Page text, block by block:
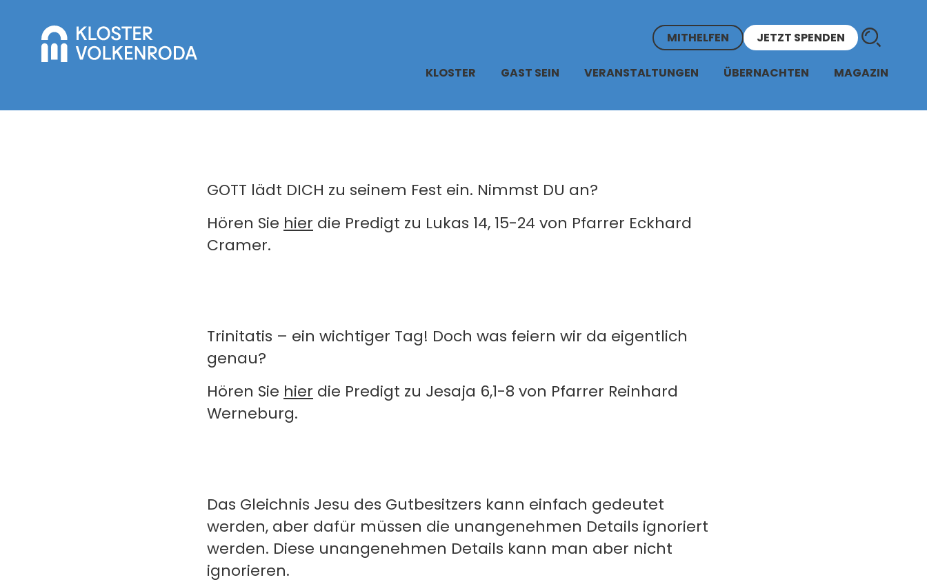
KLOSTER GAST SEIN VERANSTALTUNGEN ÜBERNACHTEN MAGAZIN
MITHELFEN JETZT SPENDEN
GOTT lädt DICH zu seinem Fest ein. Nimmst DU an?
Hören Sie hier die Predigt zu Lukas 14, 15-24 von Pfarrer Eckhard
Cramer.
Trinitatis – ein wichtiger Tag! Doch was feiern wir da eigentlich
genau?
Hören Sie hier die Predigt zu Jesaja 6,1-8 von Pfarrer Reinhard
Werneburg.
Das Gleichnis Jesu des Gutbesitzers kann einfach gedeutet
werden, aber dafür müssen die unangenehmen Details ignoriert
werden. Diese unangenehmen Details kann man aber nicht
ignorieren.